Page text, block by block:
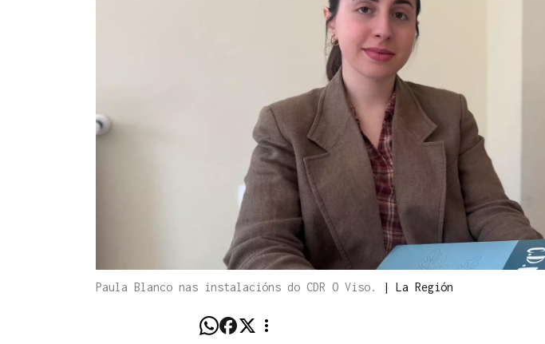
Paula Blanco nas instalacións do CDR O Viso. | La Región